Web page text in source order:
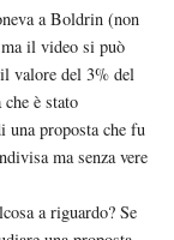
a Boldrin (non
il video si può
valore del 3% del
è stato
una proposta che fu
ma senza vere
a riguardo? Se